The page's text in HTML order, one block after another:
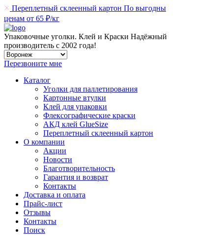
Переплетный склеенный картон По выгодны
ценам от 65 ₽/кг
Упаковочные уголки. Клей и Краски Надёжный
производитель с 2002 года!
Перезвоните мне
Каталог
Уголки для паллетирования
Картонные втулки
Клей для упаковки
Флексографические краски
АКД клей GlueSize
Переплетный склеенный картон
О компании
Акции
Новости
Благотворительность
Гарантия и возврат
Контакты
Доставка и оплата
Прайс-лист
Отзывы
Контакты
Поиск